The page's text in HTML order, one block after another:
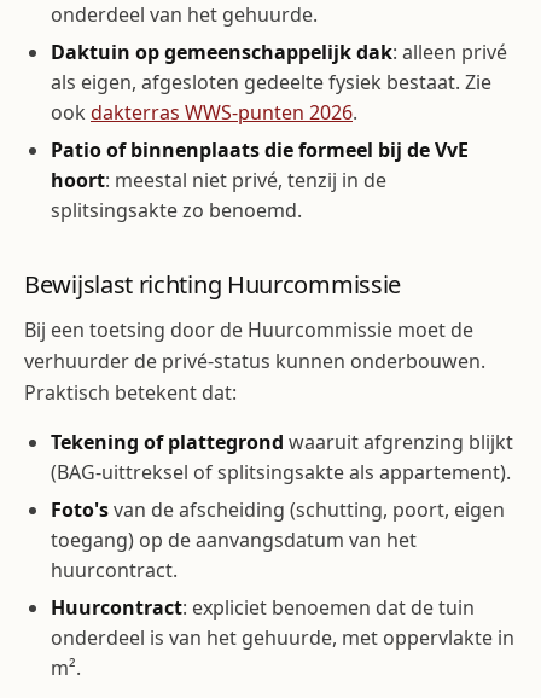
onderdeel van het gehuurde.
Daktuin op gemeenschappelijk dak: alleen privé
als eigen, afgesloten gedeelte fysiek bestaat. Zie
ook dakterras WWS-punten 2026.
Patio of binnenplaats die formeel bij de VvE
hoort: meestal niet privé, tenzij in de
splitsingsakte zo benoemd.
Bewijslast richting Huurcommissie
Bij een toetsing door de Huurcommissie moet de
verhuurder de privé-status kunnen onderbouwen.
Praktisch betekent dat:
Tekening of plattegrond waaruit afgrenzing blijkt
(BAG-uittreksel of splitsingsakte als appartement).
Foto'svan de afscheiding (schutting, poort, eigen
toegang) op de aanvangsdatum van het
huurcontract.
Huurcontract: expliciet benoemen dat de tuin
onderdeel is van het gehuurde, met oppervlakte in
m².